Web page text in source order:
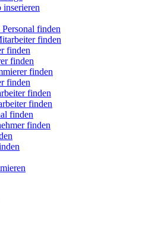
inserieren
finden
finden
finden
finden
finden
finden
finden
finden
finden
finden